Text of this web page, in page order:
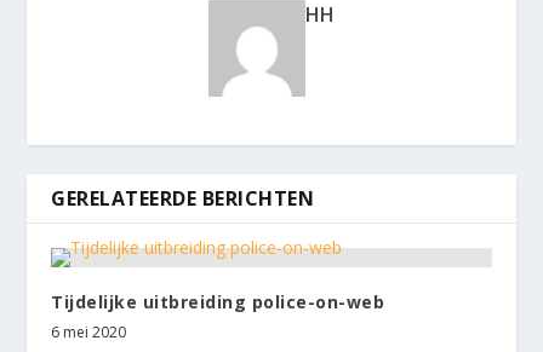
HH
GERELATEERDE BERICHTEN
Tijdelijke uitbreiding police-on-web
6 mei 2020